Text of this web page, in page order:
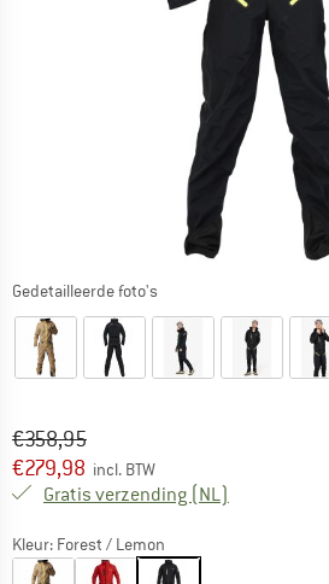
Gedetailleerde foto's
Oorspronkelijke prijs :
€358,95
Prijs:
€279,98 incl. BTW
Gratis verzending (NL)
Kleur: Forest / Lemon